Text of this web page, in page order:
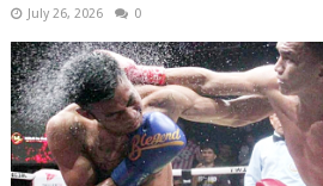
July 26, 2026 0